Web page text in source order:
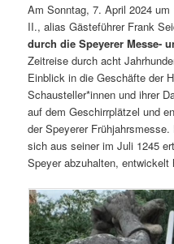
Am Sonntag, 7. April 2024
II., alias Gästeführer Frank
durch die Speyerer Messe-
Zeitreise durch acht
Einblick in die Geschäfte der
Schausteller*innen und ihrer
auf dem Geschirrplätzel und
der Speyerer
sich aus seiner im Juli 1245
Speyer abzuhalten, entwickelt